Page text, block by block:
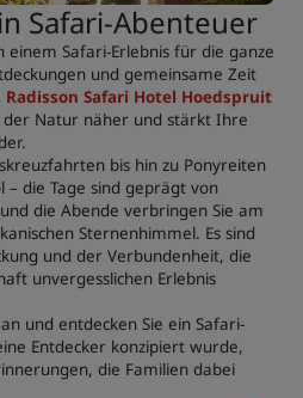
Safari-Abenteuer
einem Safari-Erlebnis für die ganze
und gemeinsame Zeit
Radisson Safari Hotel Hoedspruit
der Natur näher und stärkt Ihre
bis hin zu Ponyreiten
die Tage sind geprägt von
die Abende verbringen Sie am
Sternenhimmel. Es sind
und der Verbundenheit, die
unvergesslichen Erlebnis
und entdecken Sie ein Safari-
Entdecker konzipiert wurde,
die Familien dabei